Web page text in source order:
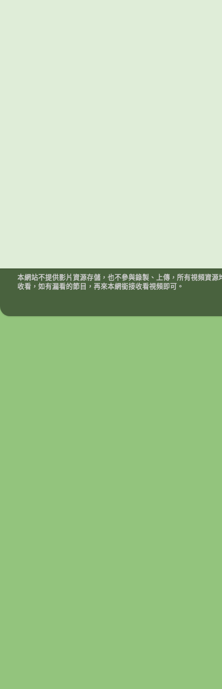
本網站不提供影片資源存儲，也不參與錄製、上傳，所有視頻資
收看，如有漏看的節目，再來本網銜接收看視頻即可。